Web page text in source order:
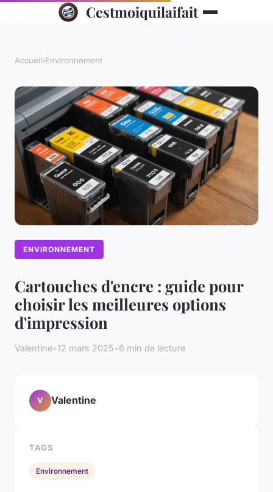
Cestmoiquilaifait
Accueil›Environnement
ENVIRONNEMENT
Cartouches d'encre : guide pour
choisir les meilleures options
d'impression
Valentine•12 mars 2025•6 min de lecture
V Valentine
TAGS
Environnement